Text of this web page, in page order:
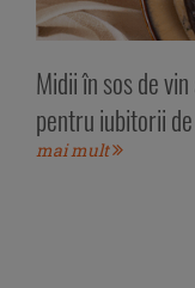
Midii în sos de
pentru iubitorii
mai mult